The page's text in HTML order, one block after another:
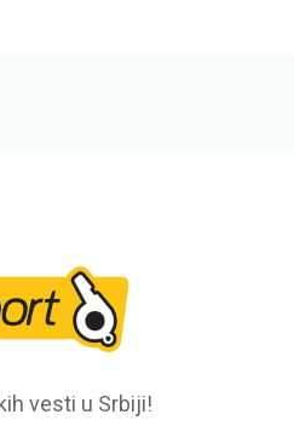
vesti u Srbiji!